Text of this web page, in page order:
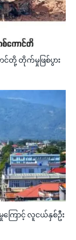
တို့ တိုက်မှုဖြစ်ပွား
ြောင့် လူငယ်နှစ်ဦး